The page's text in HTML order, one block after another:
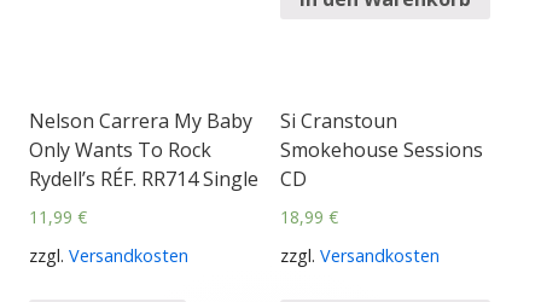
Nelson Carrera My Baby
Only Wants To Rock
Rydell’s RÉF. RR714 Single
11,99 €
zzgl. Versandkosten
Si Cranstoun
Smokehouse Sessions
CD
18,99 €
zzgl. Versandkosten